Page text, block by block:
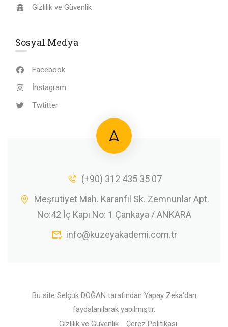
Gizlilik ve Güvenlik
Sosyal Medya
Facebook
İnstagram
Twtitter
(+90) 312 435 35 07
Meşrutiyet Mah. Karanfil Sk. Zemnunlar Apt.
No:42 İç Kapı No: 1 Çankaya / ANKARA
info@kuzeyakademi.com.tr
Bu site Selçuk DOĞAN tarafından Yapay Zeka‘dan
faydalanılarak yapılmıştır.
Gizlilik ve Güvenlik
Çerez Politikası